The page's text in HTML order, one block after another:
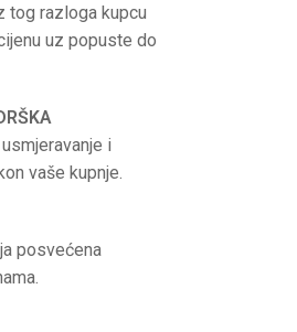
tog razloga kupcu
uz popuste do
i
vaše kupnje.
posvećena